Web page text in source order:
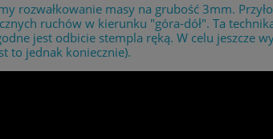
rozwałkowanie masy na grubość 3mm.
ruchów w kierunku "góra-dół". Ta
jest odbicie stempla ręką. W celu jeszcze
to jednak koniecznie).